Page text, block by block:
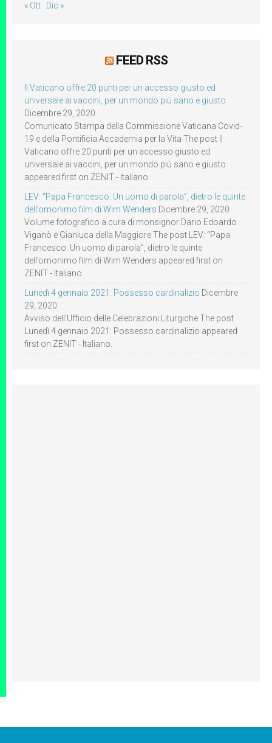
« Ott Dic »
FEED RSS
Il Vaticano offre 20 punti per un accesso giusto ed
universale ai vaccini, per un mondo più sano e giusto
Dicembre 29, 2020
Comunicato Stampa della Commissione Vaticana Covid-
19 e della Pontificia Accademia per la Vita The post Il
Vaticano offre 20 punti per un accesso giusto ed
universale ai vaccini, per un mondo più sano e giusto
appeared first on ZENIT - Italiano.
LEV: “Papa Francesco. Un uomo di parola”, dietro le quinte
dell’omonimo film di Wim Wenders Dicembre 29, 2020
Volume fotografico a cura di monsignor Dario Edoardo
Viganò e Gianluca della Maggiore The post LEV: “Papa
Francesco. Un uomo di parola”, dietro le quinte
dell’omonimo film di Wim Wenders appeared first on
ZENIT - Italiano.
Lunedì 4 gennaio 2021: Possesso cardinalizio Dicembre
29, 2020
Avviso dell’Ufficio delle Celebrazioni Liturgiche The post
Lunedì 4 gennaio 2021: Possesso cardinalizio appeared
first on ZENIT - Italiano.